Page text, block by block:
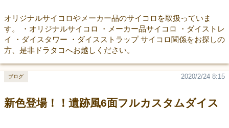
オリジナルサイコロやメーカー品のサイコロを取扱っていま
す。 ・オリジナルサイコロ ・メーカー品サイコロ ・ダイストレ
イ ・ダイスタワー ・ダイスストラップ サイコロ関係をお探しの
方、是非ドラタコへお越しください。
新色登場！！遺跡風6面フルカスタムダイス
2020/2/24 8:15
ブログ